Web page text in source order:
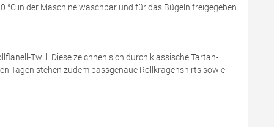
in der Maschine waschbar und für das Bügeln freigegeben.
Twill. Diese zeichnen sich durch klassische Tartan-
Tagen stehen zudem passgenaue Rollkragenshirts sowie